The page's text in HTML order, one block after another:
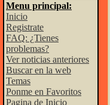
Menu principal:
Inicio
Registrate
FAQ: ¿Tienes
problemas?
Ver noticias anteriores
Buscar en la web
Temas
Ponme en Favoritos
Pagina de Inicio